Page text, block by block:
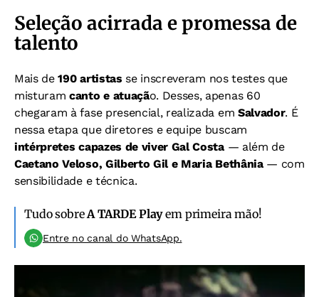
Seleção acirrada e promessa de
talento
Mais de190 artistas se inscreveram nos testes que
misturam canto e atuação. Desses, apenas 60
chegaram à fase presencial, realizada em Salvador. É
nessa etapa que diretores e equipe buscam
intérpretes capazes de viver Gal Costa— além de
Caetano Veloso, Gilberto Gil e Maria Bethânia— com
sensibilidade e técnica.
Tudo sobreA TARDE Playem primeira mão!
Entre no canal do WhatsApp.